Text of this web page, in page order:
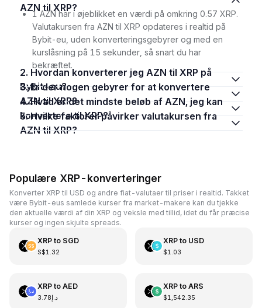
AZN til XRP?
1 AZN har i øjeblikket en værdi på omkring 0.57 XRP.
Valutakursen fra AZN til XRP opdateres i realtid på
Bybit-eu, uden konverteringsgebyrer og med en
kurslåsning på 15 sekunder, så snart du har
bekræftet.
2. Hvordan konverterer jeg AZN til XRP på
Bybit-eu?
3. Er der nogen gebyrer for at konvertere
AZN til XRP?
4. Hvad er det mindste beløb af AZN, jeg kan
konvertere til XRP?
5. Hvilke faktorer påvirker valutakursen fra
AZN til XRP?
Populære XRP-konverteringer
Konverter XRP til USD og andre fiat-valutaer til priser i realtid. Takket
være Bybit-eus samlede kurser fra market-makere kan du tjekke
den aktuelle værdi af din XRP og veksle med tillid, idet du får præcise
kurser og ingen skjulte spreads.
XRPto SGD
S$1.32
XRPto USD
$1.03
XRPto AED
د.إ3.78
XRPto ARS
$1,542.35